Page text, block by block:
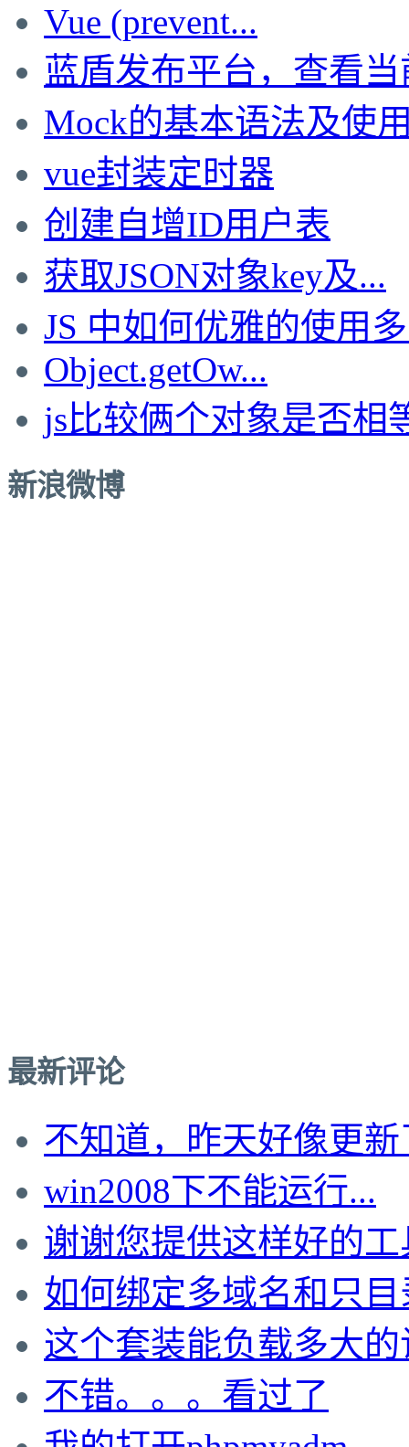
Vue (prevent...
蓝盾发布平台，查看当
Mock的基本语法及使
vue封装定时器
创建自增ID用户表
获取JSON对象key及...
JS 中如何优雅的使用
Object.getOw...
js比较俩个对象是否相
新浪微博
最新评论
不知道，昨天好像更新
win2008下不能运行...
谢谢您提供这样好的工
如何绑定多域名和只目
这个套装能负载多大的
不错。。。看过了